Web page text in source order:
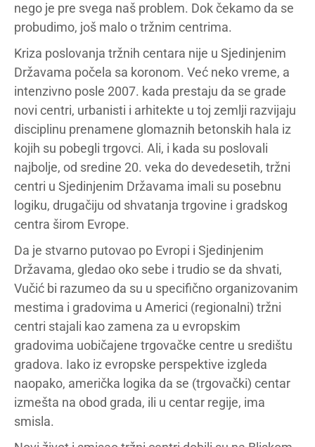
nego je pre svega naš problem. Dok čekamo da se
probudimo, još malo o tržnim centrima.
Kriza poslovanja tržnih centara nije u Sjedinjenim
Državama počela sa koronom. Već neko vreme, a
intenzivno posle 2007. kada prestaju da se grade
novi centri, urbanisti i arhitekte u toj zemlji razvijaju
disciplinu prenamene glomaznih betonskih hala iz
kojih su pobegli trgovci. Ali, i kada su poslovali
najbolje, od sredine 20. veka do devedesetih, tržni
centri u Sjedinjenim Državama imali su posebnu
logiku, drugačiju od shvatanja trgovine i gradskog
centra širom Evrope.
Da je stvarno putovao po Evropi i Sjedinjenim
Državama, gledao oko sebe i trudio se da shvati,
Vučić bi razumeo da su u specifično organizovanim
mestima i gradovima u Americi (regionalni) tržni
centri stajali kao zamena za u evropskim
gradovima uobičajene trgovačke centre u središtu
gradova. Iako iz evropske perspektive izgleda
naopako, američka logika da se (trgovački) centar
izmešta na obod grada, ili u centar regije, ima
smisla.